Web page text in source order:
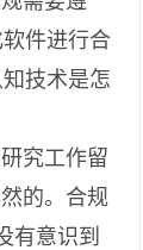
件进行合
技术是怎
究工作留
的。合规
有意识到